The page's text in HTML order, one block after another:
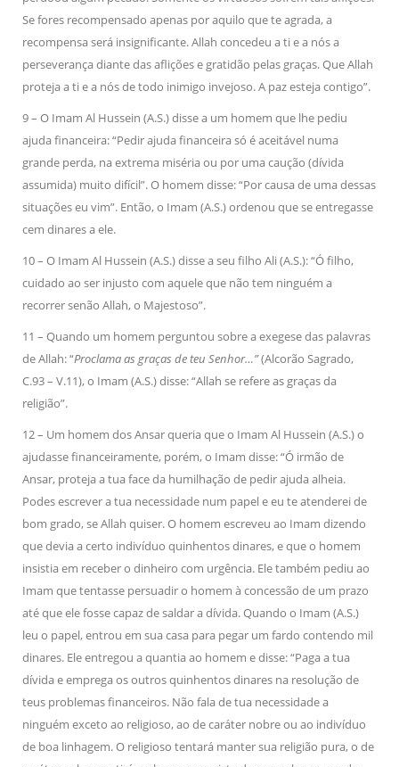
Se fores recompensado apenas por aquilo que te agrada, a
recompensa será insignificante. Allah concedeu a ti e a nós a
perseverança diante das aflições e gratidão pelas graças. Que Allah
proteja a ti e a nós de todo inimigo invejoso. A paz esteja contigo”.
9 – O Imam Al Hussein (A.S.) disse a um homem que lhe pediu
ajuda financeira: “Pedir ajuda financeira só é aceitável numa
grande perda, na extrema miséria ou por uma caução (dívida
assumida) muito difícil”. O homem disse: “Por causa de uma dessas
situações eu vim”. Então, o Imam (A.S.) ordenou que se entregasse
cem dinares a ele.
10 – O Imam Al Hussein (A.S.) disse a seu filho Ali (A.S.): “Ó filho,
cuidado ao ser injusto com aquele que não tem ninguém a
recorrer senão Allah, o Majestoso”.
11 – Quando um homem perguntou sobre a exegese das palavras
de Allah: “Proclama as graças de teu Senhor…”(Alcorão Sagrado,
C.93 – V.11), o Imam (A.S.) disse: “Allah se refere as graças da
religião”.
12 – Um homem dos Ansar queria que o Imam Al Hussein (A.S.) o
ajudasse financeiramente, porém, o Imam disse: “Ó irmão de
Ansar, proteja a tua face da humilhação de pedir ajuda alheia.
Podes escrever a tua necessidade num papel e eu te atenderei de
bom grado, se Allah quiser. O homem escreveu ao Imam dizendo
que devia a certo indivíduo quinhentos dinares, e que o homem
insistia em receber o dinheiro com urgência. Ele também pediu ao
Imam que tentasse persuadir o homem à concessão de um prazo
até que ele fosse capaz de saldar a dívida. Quando o Imam (A.S.)
leu o papel, entrou em sua casa para pegar um fardo contendo mil
dinares. Ele entregou a quantia ao homem e disse: “Paga a tua
dívida e emprega os outros quinhentos dinares na resolução de
teus problemas financeiros. Não fala de tua necessidade a
ninguém exceto ao religioso, ao de caráter nobre ou ao indivíduo
de boa linhagem. O religioso tentará manter sua religião pura, o de